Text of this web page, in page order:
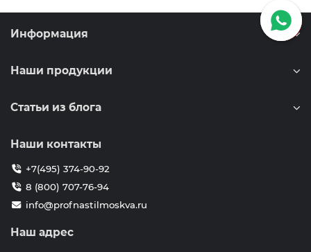
Информация
Наши продукции
Статьи из блога
Наши контакты
+7(495) 374-90-92
8 (800) 707-76-94
info@profnastilmoskva.ru
Наш адрес